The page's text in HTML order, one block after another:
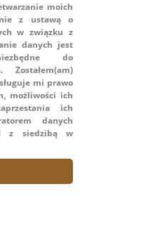
moich
z ustawą o
w związku z
danych jest
do
Zostałem(am)
mi prawo
możliwości ich
ich
danych
z siedzibą w